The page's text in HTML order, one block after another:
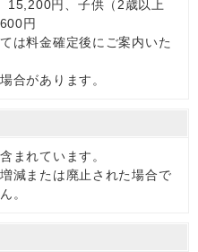
円、子供（2歳以上
円
は料金確定後にご案内いた
合があります。
まれています。
減または廃止された場合で
。